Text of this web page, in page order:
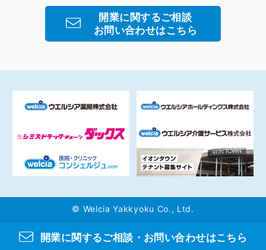
開業に関するご相談・お問い合わせはこちら
開業に関するご相談
お問い合わせはこちら
© Welcia Yakkyoku Co., Ltd.